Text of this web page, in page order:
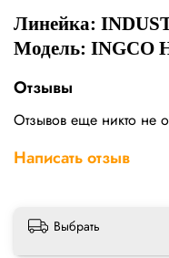
Линейка:
Модель: INGCO
Отзывы
Отзывов еще никто не
Написать отзыв
Выбрать